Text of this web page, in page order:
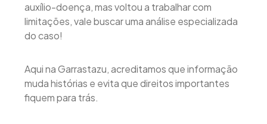
auxílio-doença, mas voltou a trabalhar com
limitações, vale buscar uma análise especializada
do caso!
Aqui na Garrastazu, acreditamos que informação
muda histórias e evita que direitos importantes
fiquem para trás.